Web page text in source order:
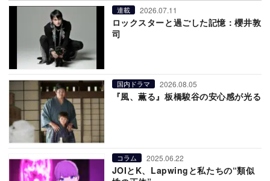
連載 2026.07.11
ロックスターと過ごした記憶：櫻井敦
司
国内ドラマ 2026.08.05
『風、薫る』板橋駿谷の安心感が光る
コラム 2025.06.22
JOIとK、Lapwingと私たちの“類似